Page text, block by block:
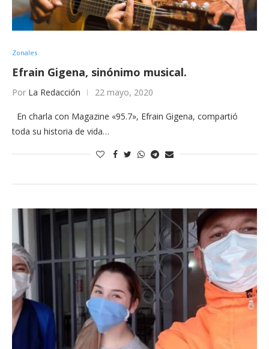
Zonales
Efrain Gigena, sinónimo musical.
Por La Redacción 22 mayo, 2020
En charla con Magazine «95.7», Efrain Gigena, compartió
toda su historia de vida…